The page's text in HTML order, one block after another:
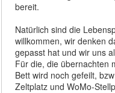
bereit.
Natürlich sind die
willkommen, wir denken
gepasst hat und wir uns
Für die, die übernachten
Bett wird noch gefeilt,
Zeltplatz und WoMo-